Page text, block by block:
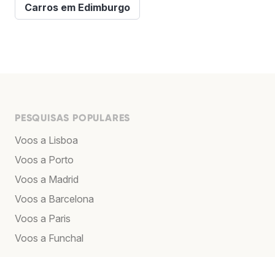
Carros em Edimburgo
PESQUISAS POPULARES
Voos a Lisboa
Voos a Porto
Voos a Madrid
Voos a Barcelona
Voos a Paris
Voos a Funchal